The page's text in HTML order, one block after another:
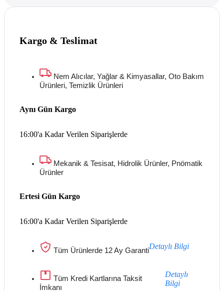
Kargo & Teslimat
Nem Alıcılar, Yağlar & Kimyasallar, Oto Bakım
Ürünleri, Temizlik Ürünleri
16:00'a Kadar Verilen Siparişlerde
Aynı Gün Kargo
Mekanik & Tesisat, Hidrolik Ürünler, Pnömatik
Ürünler
16:00'a Kadar Verilen Siparişlerde
Ertesi Gün Kargo
Tüm Ürünlerde 12 Ay GarantiDetaylı Bilgi
Tüm Kredi Kartlarına Taksit
İmkanı
Detaylı
Bilgi